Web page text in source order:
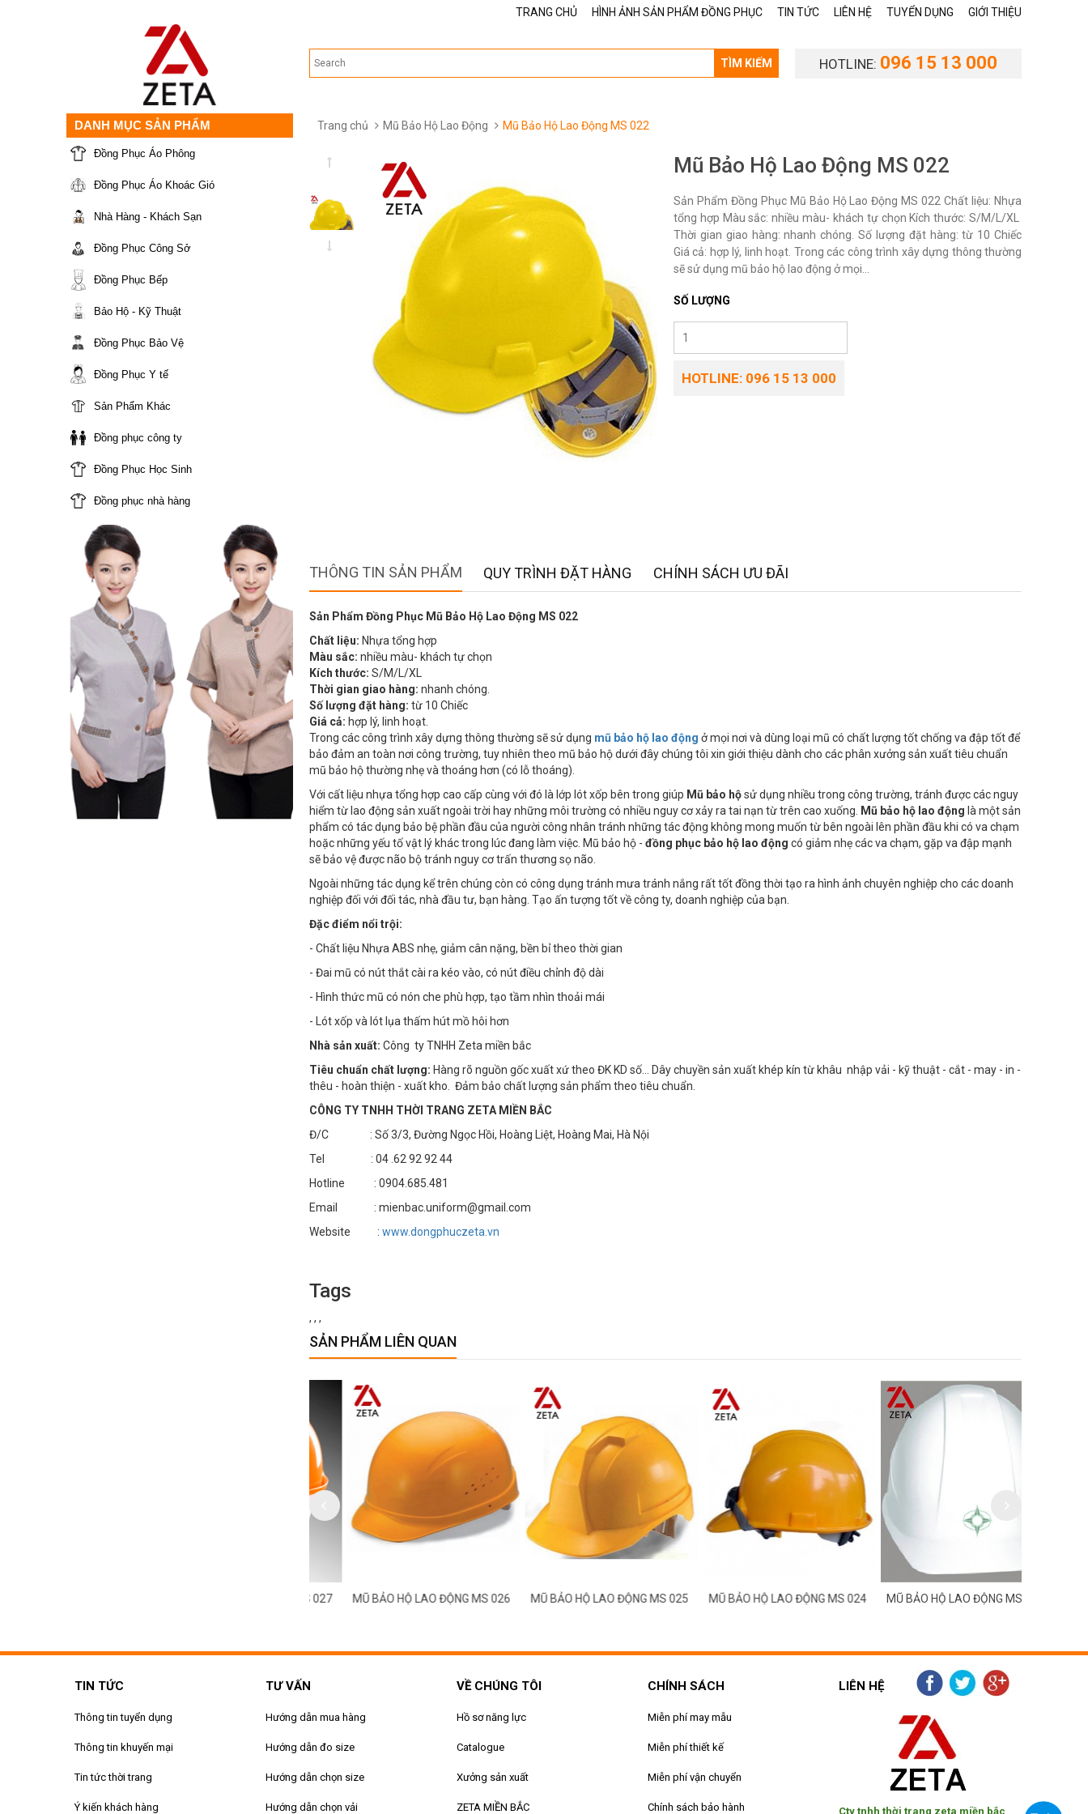
TRANG CHỦ HÌNH ẢNH SẢN PHẨM ĐỒNG PHỤC TIN TỨC LIÊN HỆ TUYỂN DỤNG GIỚI THIỆU
HOTLINE: 096 15 13 000
TÌM KIẾM
DANH MỤC SẢN PHẨM
Đồng Phục Áo Phông
Đồng Phục Áo Khoác Gió
Nhà Hàng - Khách Sạn
Đồng Phục Công Sở
Đồng Phục Bếp
Bảo Hộ - Kỹ Thuật
Đồng Phục Bảo Vệ
Đồng Phục Y tế
Sản Phẩm Khác
Đồng phục công ty
Đồng Phục Học Sinh
Đồng phục nhà hàng
Trang chủ Mũ Bảo Hộ Lao Động Mũ Bảo Hộ Lao Động MS 022
Mũ Bảo Hộ Lao Động MS 022
Sản Phẩm Đồng Phục Mũ Bảo Hộ Lao Động MS 022 Chất liệu: Nhựa
tổng hợp Màu sắc: nhiều màu- khách tự chọn Kích thước: S/M/L/XL
Thời gian giao hàng: nhanh chóng. Số lượng đặt hàng: từ 10 Chiếc
Giá cả: hợp lý, linh hoạt. Trong các công trình xây dựng thông thường
sẽ sử dụng mũ bảo hộ lao động ở mọi...
SỐ LƯỢNG
HOTLINE: 096 15 13 000
THÔNG TIN SẢN PHẨM QUY TRÌNH ĐẶT HÀNG CHÍNH SÁCH ƯU ĐÃI
Sản Phẩm Đồng Phục Mũ Bảo Hộ Lao Động MS 022
Chất liệu: Nhựa tổng hợp
Màu sắc: nhiều màu- khách tự chọn
Kích thước: S/M/L/XL
Thời gian giao hàng: nhanh chóng.
Số lượng đặt hàng: từ 10 Chiếc
Giá cả: hợp lý, linh hoạt.
Trong các công trình xây dựng thông thường sẽ sử dụng mũ bảo hộ lao động ở mọi nơi và dùng loại mũ có chất lượng tốt chống va đập tốt để
bảo đảm an toàn nơi công trường, tuy nhiên theo mũ bảo hộ dưới đây chúng tôi xin giới thiệu dành cho các phân xưởng sản xuất tiêu chuẩn
mũ bảo hộ thường nhẹ và thoáng hơn (có lỗ thoáng).
Với cất liệu nhựa tổng hợp cao cấp cùng với đó là lớp lót xốp bên trong giúp Mũ bảo hộsử dụng nhiều trong công trường, tránh được các nguy
hiểm từ lao động sản xuất ngoài trời hay những môi trường có nhiều nguy cơ xảy ra tai nạn từ trên cao xuống.
Mũ bảo hộ lao động là một sản
phẩm có tác dụng bảo bệ phần đầu của người công nhân tránh những tác động không mong muốn từ bên ngoài lên phần đầu khi có va chạm
hoặc những yếu tố vật lý khác trong lúc đang làm việc. Mũ bảo hộ - đồng phục bảo hộ lao động có giảm nhẹ các va chạm, gặp va đập mạnh
sẽ bảo vệ được não bộ tránh nguy cơ trấn thương sọ não.
Ngoài những tác dụng kể trên chúng còn có công dụng tránh mưa tránh nắng rất tốt đồng thời tạo ra hình ảnh chuyên nghiệp cho các doanh
nghiệp đối với đối tác, nhà đầu tư, bạn hàng. Tạo ấn tượng tốt về công ty, doanh nghiệp của bạn.
Đặc điểm nổi trội:
- Chất liệu Nhựa ABS nhẹ, giảm cân nặng, bền bỉ theo thời gian
- Đai mũ có nút thắt cài ra kéo vào, có nút điều chỉnh độ dài
- Hình thức mũ có nón che phù hợp, tạo tầm nhìn thoải mái
- Lót xốp và lót lụa thấm hút mồ hôi hơn
Nhà sản xuất: Công ty TNHH Zeta miền bắc
Tiêu chuẩn chất lượng: Hàng rõ nguồn gốc xuất xứ theo ĐK KD số… Dây chuyền sản xuất khép kín từ khâu nhập vải - kỹ thuật - cắt - may - in -
thêu - hoàn thiện - xuất kho. Đảm bảo chất lượng sản phẩm theo tiêu chuẩn.
CÔNG TY TNHH THỜI TRANG ZETA MIỀN BẮC
Đ/C : Số 3/3, Đường Ngọc Hồi, Hoàng Liệt, Hoàng Mai, Hà Nội
Tel : 04 .62 92 92 44
Hotline : 0904.685.481
Email : mienbac.uniform@gmail.com
Website : www.dongphuczeta.vn
Tags
, , ,
SẢN PHẨM LIÊN QUAN
MŨ BẢO HỘ LAO ĐỘNG MS 026 MŨ BẢO HỘ LAO ĐỘNG MS 025 MŨ BẢO HỘ LAO ĐỘNG MS 024 MŨ BẢO HỘ LAO ĐỘNG MS 023
TIN TỨC
Thông tin tuyển dụng
Thông tin khuyến mại
Tin tức thời trang
Ý kiến khách hàng
TƯ VẤN
Hướng dẫn mua hàng
Hướng dẫn đo size
Hướng dẫn chọn size
Hướng dẫn chọn vải
VỀ CHÚNG TÔI
Hồ sơ năng lực
Catalogue
Xưởng sản xuất
ZETA MIỀN BẮC
CHÍNH SÁCH
Miễn phí may mẫu
Miễn phí thiết kế
Miễn phí vận chuyển
Chính sách bảo hành
LIÊN HỆ
Cty tnhh thời trang zeta miền bắc